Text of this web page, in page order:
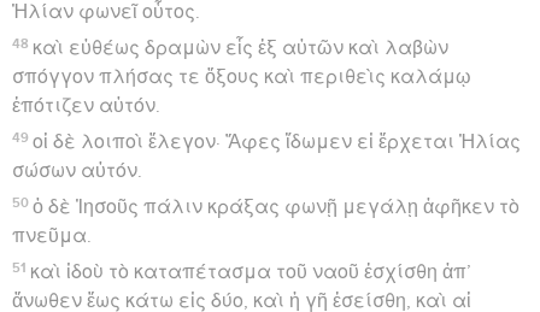
Ἠλίαν φωνεῖ οὗτος.
48 καὶ εὐθέως δραμὼν εἷς ἐξ αὐτῶν καὶ λαβὼν
σπόγγον πλήσας τε ὄξους καὶ περιθεὶς καλάμῳ
ἐπότιζεν αὐτόν.
49 οἱ δὲ λοιποὶ ἔλεγον· Ἄφες ἴδωμεν εἰ ἔρχεται Ἠλίας
σώσων αὐτόν.
50 ὁ δὲ Ἰησοῦς πάλιν κράξας φωνῇ μεγάλῃ ἀφῆκεν τὸ
πνεῦμα.
51 καὶ ἰδοὺ τὸ καταπέτασμα τοῦ ναοῦ ἐσχίσθη ἀπ’
ἄνωθεν ἕως κάτω εἰς δύο, καὶ ἡ γῆ ἐσείσθη, καὶ αἱ